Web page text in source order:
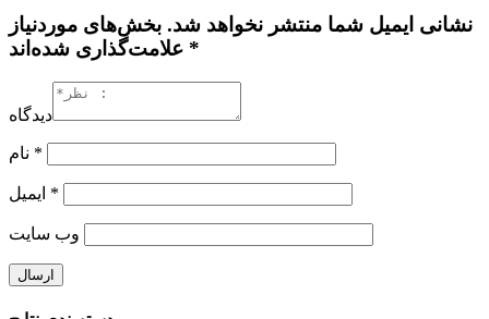
نشانی ایمیل شما منتشر نخواهد شد. بخش‌های موردنیاز
علامت‌گذاری شده‌اند *
دیدگاه
*
*
وب‌ سایت